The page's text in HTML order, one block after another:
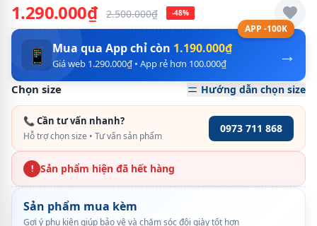
1.290.000₫ 2.500.000₫ -48%
APP -100K
→
📱 Mua qua App chỉ còn 1.190.000₫
Giá web 1.290.000₫ • App rẻ hơn 100.000₫
Chọn size Hướng dẫn chọn size
📞 Cần tư vấn nhanh?
Hỗ trợ chọn size • Tư vấn sản phẩm
0973 711 868
! Sản phẩm hiện đã hết hàng
Sản phẩm mua kèm
Gợi ý phụ kiện giúp bảo vệ và chăm sóc đôi giày tốt hơn